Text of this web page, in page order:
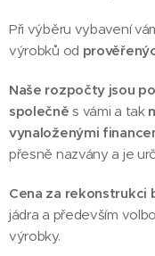
Při výběru vybavení
výrobků od
Naše rozpočty jsou
společně s vámi a tak
vynaloženými
přesně nazvány a je
Cena za rekonstrukci
jádra a především
výrobky.